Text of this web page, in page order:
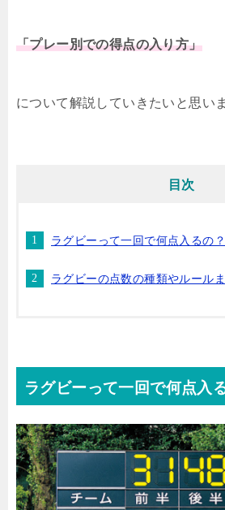
「プレー別での得点の入り方」
について解説していきたいと思い
目次
ラグビーって一回で何点入るの？
ラグビーの点数の種類やルールま
ラグビーって一回で何点入